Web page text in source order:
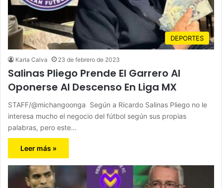
DEPORTES
Karla Calva 23 de febrero de 2023
Salinas Pliego Prende El Garrero Al
Oponerse Al Descenso En Liga MX
STAFF/@michangoonga Según a Ricardo Salinas Pliego no le
interesa mucho el negocio del fútbol según sus propias
palabras, pero este…
Leer más »